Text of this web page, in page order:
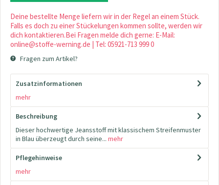
Deine bestellte Menge liefern wir in der Regel an einem Stück.
Falls es doch zu einer Stückelungen kommen sollte, werden wir
dich kontaktieren.Bei Fragen melde dich gerne: E-Mail:
online@stoffe-werning.de | Tel: 05921-713 999 0
Fragen zum Artikel?
Zusatzinformationen
mehr
Beschreibung
Dieser hochwertige Jeansstoff mit klassischem Streifenmuster
in Blau überzeugt durch seine... mehr
Pflegehinweise
mehr